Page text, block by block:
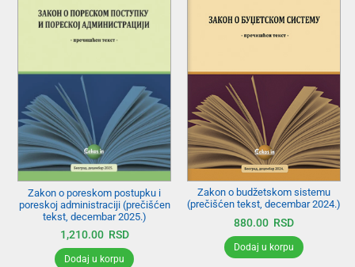
Zakon o poreskom postupku i
poreskoj administraciji (prečišćen
tekst, decembar 2025.)
1,210.00 RSD
Dodaj u korpu
Zakon o budžetskom sistemu
(prečišćen tekst, decembar 2024.)
880.00 RSD
Dodaj u korpu